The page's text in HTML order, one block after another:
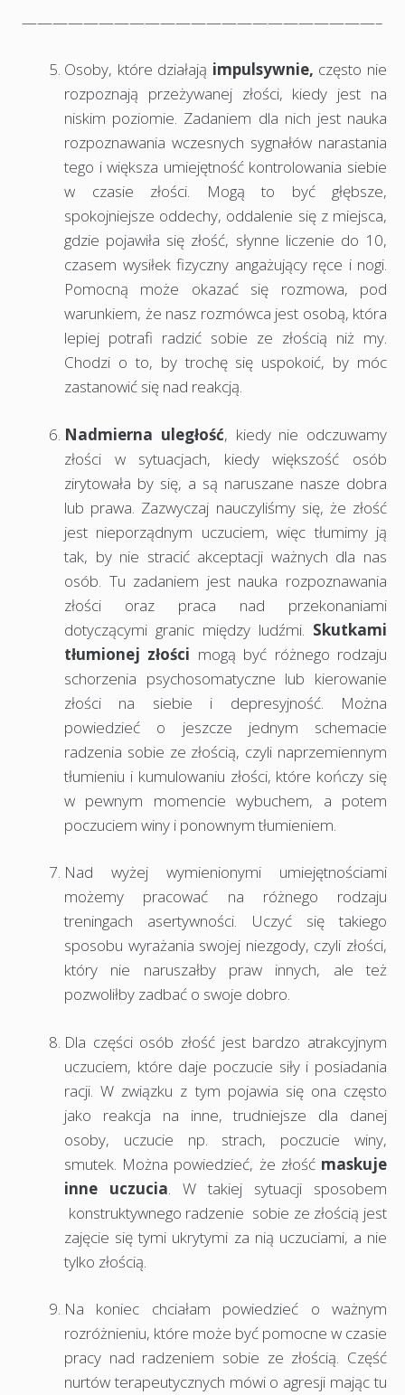
———————————————————————–
Osoby, które działają impulsywnie, często nie
rozpoznają przeżywanej złości, kiedy jest na
niskim poziomie. Zadaniem dla nich jest nauka
rozpoznawania wczesnych sygnałów narastania
tego i większa umiejętność kontrolowania siebie
w czasie złości. Mogą to być głębsze,
spokojniejsze oddechy, oddalenie się z miejsca,
gdzie pojawiła się złość, słynne liczenie do 10,
czasem wysiłek fizyczny angażujący ręce i nogi.
Pomocną może okazać się rozmowa, pod
warunkiem, że nasz rozmówca jest osobą, która
lepiej potrafi radzić sobie ze złością niż my.
Chodzi o to, by trochę się uspokoić, by móc
zastanowić się nad reakcją.
Nadmierna uległość, kiedy nie odczuwamy
złości w sytuacjach, kiedy większość osób
zirytowała by się, a są naruszane nasze dobra
lub prawa. Zazwyczaj nauczyliśmy się, że złość
jest nieporządnym uczuciem, więc tłumimy ją
tak, by nie stracić akceptacji ważnych dla nas
osób. Tu zadaniem jest nauka rozpoznawania
złości oraz praca nad przekonaniami
dotyczącymi granic między ludźmi. Skutkami
tłumionej złości mogą być różnego rodzaju
schorzenia psychosomatyczne lub kierowanie
złości na siebie i depresyjność. Można
powiedzieć o jeszcze jednym schemacie
radzenia sobie ze złością, czyli naprzemiennym
tłumieniu i kumulowaniu złości, które kończy się
w pewnym momencie wybuchem, a potem
poczuciem winy i ponownym tłumieniem.
Nad wyżej wymienionymi umiejętnościami
możemy pracować na różnego rodzaju
treningach asertywności. Uczyć się takiego
sposobu wyrażania swojej niezgody, czyli złości,
który nie naruszałby praw innych, ale też
pozwoliłby zadbać o swoje dobro.
Dla części osób złość jest bardzo atrakcyjnym
uczuciem, które daje poczucie siły i posiadania
racji. W związku z tym pojawia się ona często
jako reakcja na inne, trudniejsze dla danej
osoby, uczucie np. strach, poczucie winy,
smutek. Można powiedzieć, że złość maskuje
inne uczucia . W takiej sytuacji sposobem
konstruktywnego radzenie sobie ze złością jest
zajęcie się tymi ukrytymi za nią uczuciami, a nie
tylko złością.
Na koniec chciałam powiedzieć o ważnym
rozróżnieniu, które może być pomocne w czasie
pracy nad radzeniem sobie ze złością. Część
nurtów terapeutycznych mówi o agresji mając tu